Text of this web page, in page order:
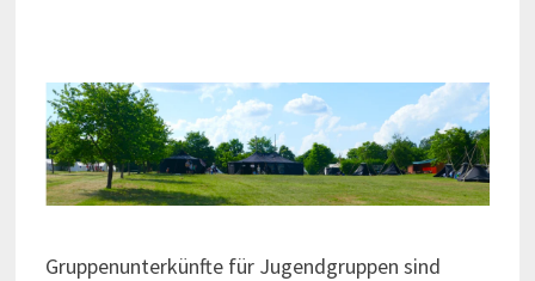
Gruppenunterkünfte für Jugendgruppen sind